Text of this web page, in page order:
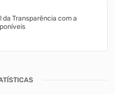
Transparência com a